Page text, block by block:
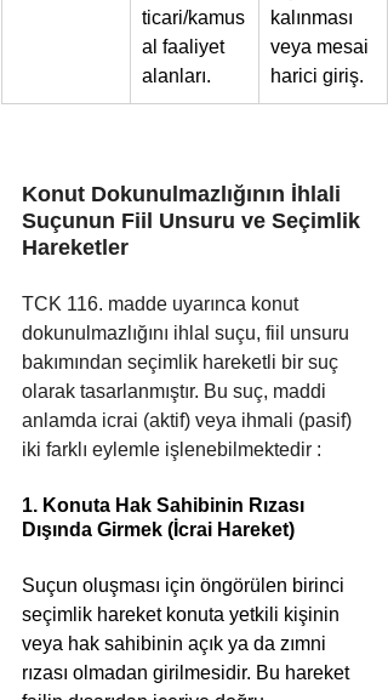
ticari/kamus
al faaliyet
alanları.
kalınması
veya mesai
harici giriş.
Konut Dokunulmazlığının İhlali
Suçunun Fiil Unsuru ve Seçimlik
Hareketler
TCK 116. madde uyarınca konut
dokunulmazlığını ihlal suçu, fiil unsuru
bakımından seçimlik hareketli bir suç
olarak tasarlanmıştır. Bu suç, maddi
anlamda icrai (aktif) veya ihmali (pasif)
iki farklı eylemle işlenebilmektedir :
1. Konuta Hak Sahibinin Rızası
Dışında Girmek (İcrai Hareket)
Suçun oluşması için öngörülen birinci
seçimlik hareket konuta yetkili kişinin
veya hak sahibinin açık ya da zımni
rızası olmadan girilmesidir. Bu hareket